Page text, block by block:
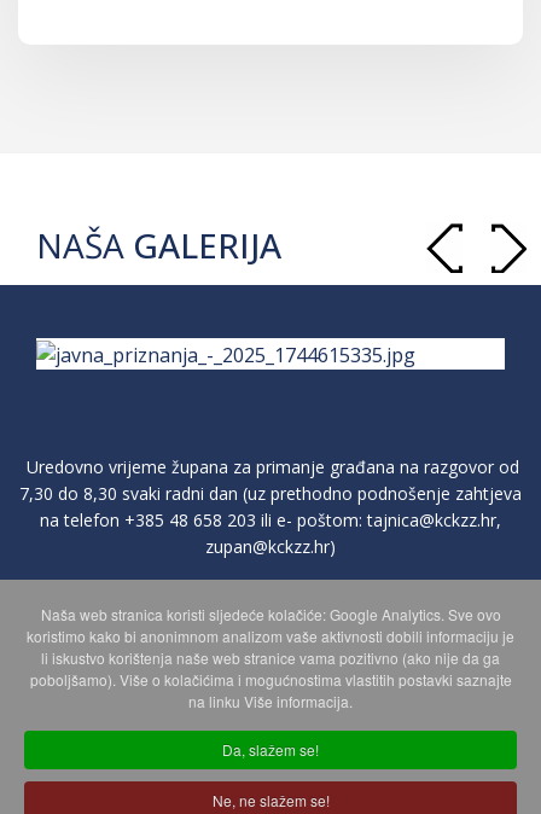
NAŠA GALERIJA
Uredovno vrijeme župana za primanje građana na razgovor od
7,30 do 8,30 svaki radni dan (uz prethodno podnošenje zahtjeva
na telefon +385 48 658 203 ili e- poštom:tajnica@kckzz.hr,
zupan@kckzz.hr)
POLITIKA ZAŠTITE PRIVATNOSTI OSOBNIH PODATAKA
MAPA WEBA
Copyright © 2026 Koprivničko - križevačka županija. Sva prava
zadržana.
Naša web stranica koristi sljedeće kolačiće: Google Analytics. Sve ovo
koristimo kako bi anonimnom analizom vaše aktivnosti dobili informaciju je
li iskustvo korištenja naše web stranice vama pozitivno (ako nije da ga
poboljšamo). Više o kolačićima i mogućnostima vlastitih postavki saznajte
na linku Više informacija.
Da, slažem se!
Ne, ne slažem se!